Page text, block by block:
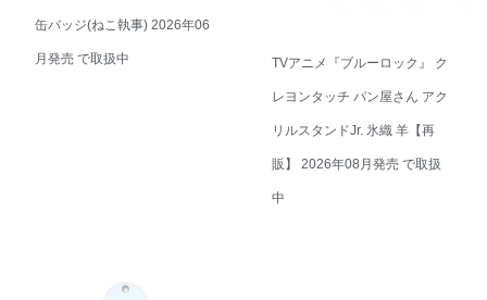
缶バッジ(ねこ執事) 2026年06
月発売 で取扱中 TVアニメ『ブルーロック』 ク
レヨンタッチ パン屋さん アク
リルスタンドJr. 氷織 羊【再
販】 2026年08月発売 で取扱
中